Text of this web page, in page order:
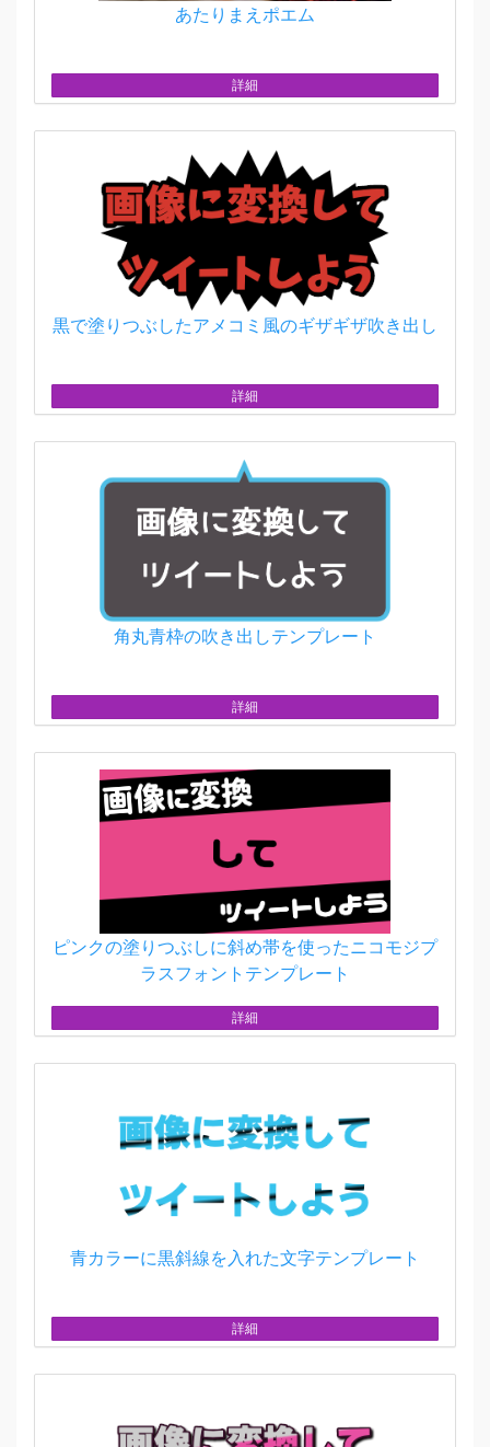
あたりまえポエム
詳細
黒で塗りつぶしたアメコミ風のギザギザ吹き出し
詳細
角丸青枠の吹き出しテンプレート
詳細
ピンクの塗りつぶしに斜め帯を使ったニコモジプ
ラスフォントテンプレート
詳細
青カラーに黒斜線を入れた文字テンプレート
詳細